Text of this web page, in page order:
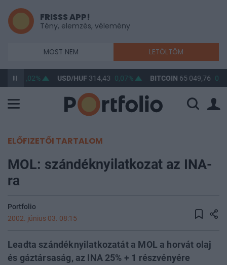
FRISSS APP!
Tény, elemzés, vélemény
MOST NEM LETÖLTÖM
0,02% USD/HUF314,43 0,07% BITCOIN 65 049,76
ELŐFIZETŐI TARTALOM
MOL: szándéknyilatkozat az INA-
ra
Portfolio
2002. június 03. 08:15
Leadta szándéknyilatkozatát a MOL a horvát olaj
és gáztársaság, az INA 25% + 1 részvényére